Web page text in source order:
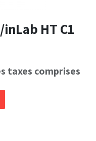
inLab HT C1
taxes comprises